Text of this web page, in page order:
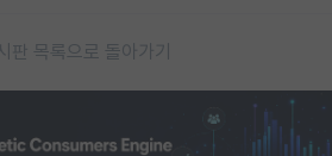
판 목록으로 돌아가기